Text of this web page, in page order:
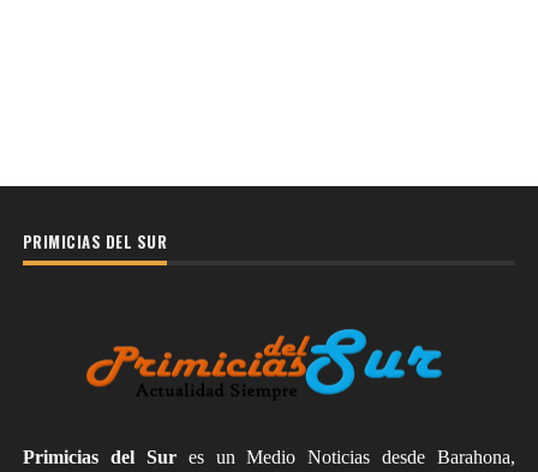
PRIMICIAS DEL SUR
Primicias del Sures un Medio Noticias desde Barahona,